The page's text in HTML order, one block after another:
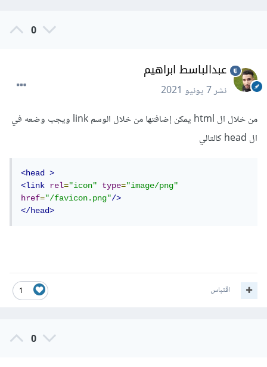
0
عبدالباسط ابراهيم
نشر7 يونيو 2021
من خلال ال html يمكن إضافتها من خلال الوسم link ويجب وضعه في
ال head كالتالي
<head
>
<link
rel="icon" type="image/png"
href="/favicon.png"/>
</head>
1 اقتباس
0